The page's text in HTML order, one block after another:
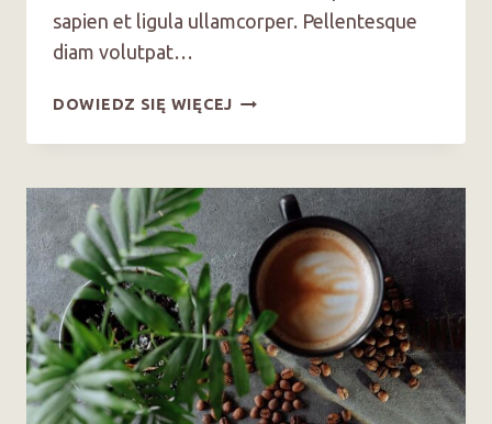
sapien et ligula ullamcorper. Pellentesque
diam volutpat…
DOWIEDZ SIĘ WIĘCEJYOU
NEED
BUY
A
COFFEE
GRINDER
￼